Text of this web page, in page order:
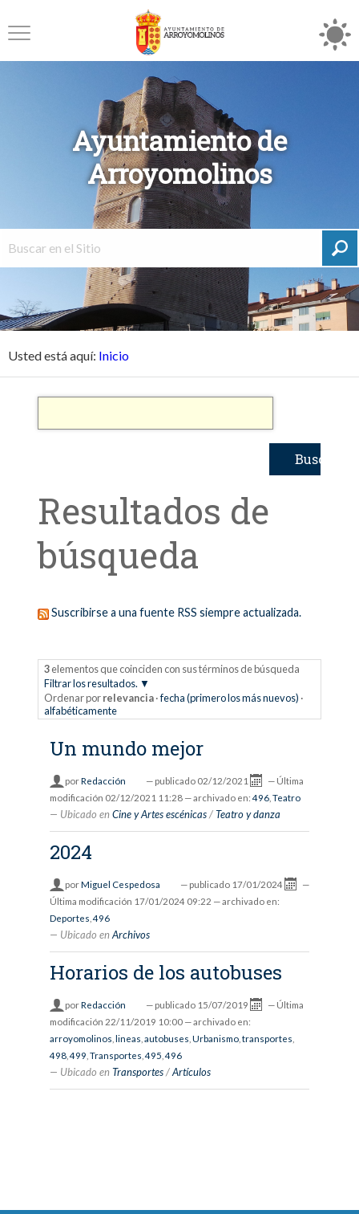
Ayuntamiento de
Arroyomolinos
Usted está aquí: Inicio
Resultados de
búsqueda
Suscribirse a una fuente RSS siempre actualizada.
3elementos que coinciden con sus términos de búsqueda
Filtrar los resultados.
Ordenar por relevancia ·fecha (primero los más nuevos) ·
alfabéticamente
Un mundo mejor
porRedacción — publicado 02/12/2021 — Última
modificación 02/12/2021 11:28 — archivado en:496, Teatro
Ubicado en Cine y Artes escénicas /Teatro y danza
2024
porMiguel Cespedosa — publicado 17/01/2024
—
Última modificación 17/01/2024 09:22 — archivado en:
Deportes ,496
Ubicado en Archivos
Horarios de los autobuses
porRedacción — publicado 15/07/2019 — Última
modificación 22/11/2019 10:00 — archivado en:
arroyomolinos
lineas autobuses Urbanismo, transportes
498,499 Transportes ,495 ,496
Ubicado en Transportes /Artículos